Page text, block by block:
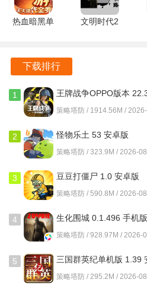
害，争取速战速决。
中占据优势，慢慢消耗敌方兵力。
实战应用方面
释放技能时机：优先释放 “鬼才”
升团队整体战力，让队伍在前期
刻，比如我方核心武将生命值较
使用 “天命” 技能，为核心武将提
化解危机。
怒气值控制：要合理掌控郭嘉的
能够及时释放技能。比如在敌方
要进行反击的关键回合，保证郭
天下争霸三国志游戏亮点
热血暗黑单
文明时代2
下载排行
1
王牌战争OPPO版本
最新版
策略塔防 / 1914.56M /
2 怪物乐土 53 安卓版
策略塔防 / 323.9M / 2026-
3 豆豆打僵尸 1.0 安卓版
策略塔防 / 590.8M / 2026-
4 生化围城 0.1.496 手机版
策略塔防 / 928.97M / 2026-
5
三国群英纪单机版 1.39
卓版
策略塔防 / 295.2M / 2026-